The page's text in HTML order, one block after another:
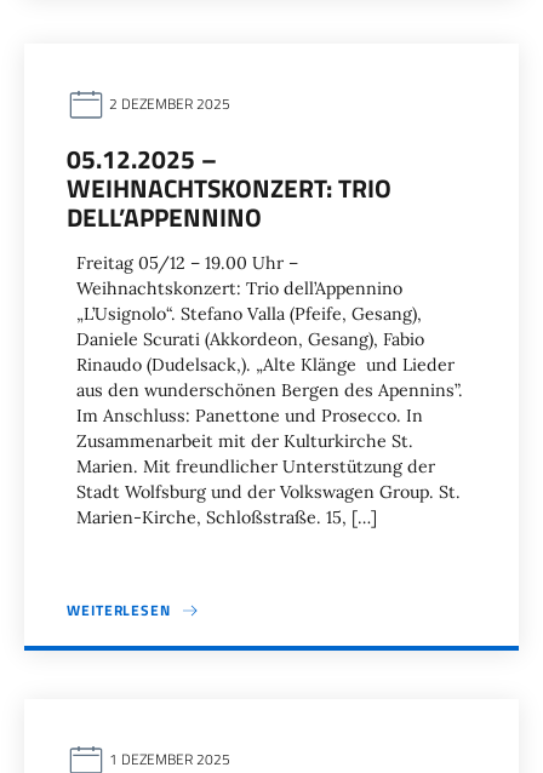
2 DEZEMBER 2025
05.12.2025 –
WEIHNACHTSKONZERT: TRIO
DELL’APPENNINO
Freitag 05/12 – 19.00 Uhr –
Weihnachtskonzert: Trio dell’Appennino
„L’Usignolo“. Stefano Valla (Pfeife, Gesang),
Daniele Scurati (Akkordeon, Gesang), Fabio
Rinaudo (Dudelsack,). „Alte Klänge und Lieder
aus den wunderschönen Bergen des Apennins”.
Im Anschluss: Panettone und Prosecco. In
Zusammenarbeit mit der Kulturkirche St.
Marien. Mit freundlicher Unterstützung der
Stadt Wolfsburg und der Volkswagen Group. St.
Marien-Kirche, Schloßstraße. 15, […]
WEITERLESEN
1 DEZEMBER 2025